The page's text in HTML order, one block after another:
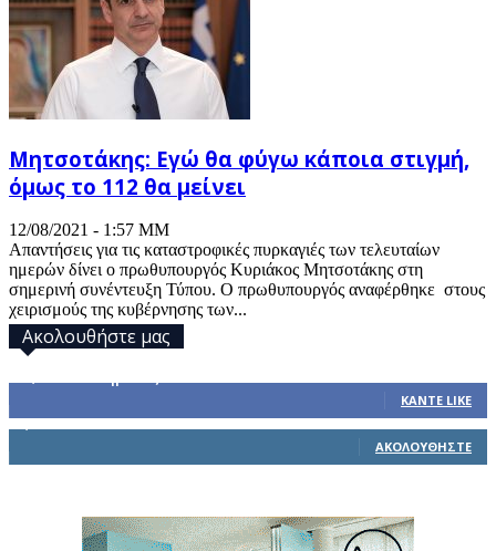
Μητσοτάκης: Εγώ θα φύγω κάποια στιγμή,
όμως το 112 θα μείνει
12/08/2021 - 1:57 ΜΜ
Απαντήσεις για τις καταστροφικές πυρκαγιές των τελευταίων
ημερών δίνει ο πρωθυπουργός Κυριάκος Μητσοτάκης στη
σημερινή συνέντευξη Τύπου. Ο πρωθυπουργός αναφέρθηκε στους
χειρισμούς της κυβέρνησης των...
Ακολουθήστε μας
ΚΆΝΤΕ LIKE
ΑΚΟΛΟΥΘΉΣΤΕ